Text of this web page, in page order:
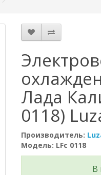
Лада
0118)
Производитель:
Модель: LFc 0118
В